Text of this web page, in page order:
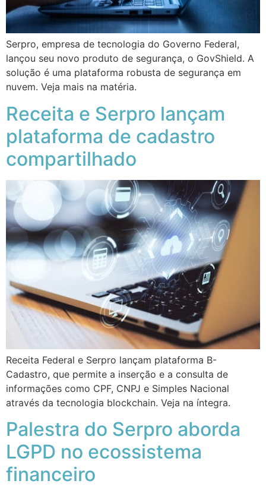
Serpro, empresa de tecnologia do Governo Federal,
lançou seu novo produto de segurança, o GovShield. A
solução é uma plataforma robusta de segurança em
nuvem. Veja mais na matéria.
Receita e Serpro lançam
plataforma de cadastro
compartilhado
Receita Federal e Serpro lançam plataforma B-
Cadastro, que permite a inserção e a consulta de
informações como CPF, CNPJ e Simples Nacional
através da tecnologia blockchain. Veja na íntegra.
Palestra do Serpro aborda
LGPD no ecossistema
financeiro